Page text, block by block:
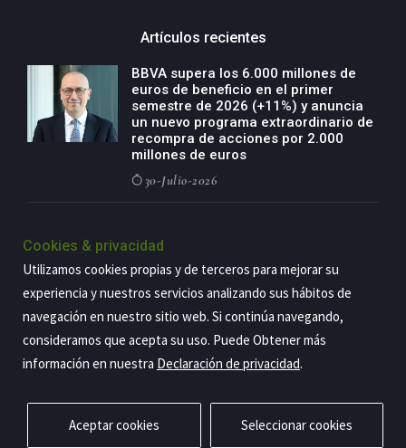
Artículos recientes
BBVA supera los 6.000 millones de
euros de beneficio en el primer
semestre de 2026 (+11%) y anuncia
un nuevo programa extraordinario de
recompra de acciones por 2.000
millones de euros
30-Julio-2026
negocio agro con un modelo global
países
29-Julio-2026
Privacidad Aviso legal Política de cookies Contacto
Cookies & privacidad
Utilizamos cookies propias y de terceros para mejorar su
experiencia y nuestros servicios analizando sus hábitos de
navegación en nuestro sitio web. Si continúa navegando,
consideramos que acepta su uso. Puede Obtener más
información en nuestra Declaración de privacidad.
Aceptar cookies Seleccionar cookies